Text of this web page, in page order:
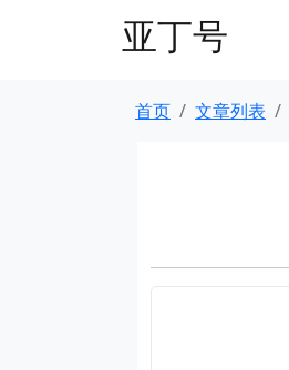
亚丁号
首页 文章列表